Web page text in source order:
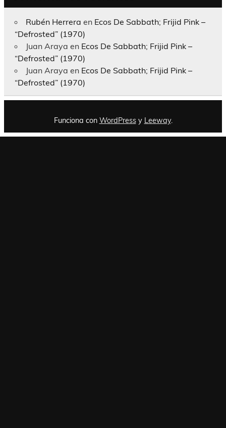
Rubén Herrera en Ecos De Sabbath; Frijid Pink –
“Defrosted” (1970)
Juan Araya en Ecos De Sabbath; Frijid Pink –
“Defrosted” (1970)
Juan Araya en Ecos De Sabbath; Frijid Pink –
“Defrosted” (1970)
Funciona con WordPressy Leeway.